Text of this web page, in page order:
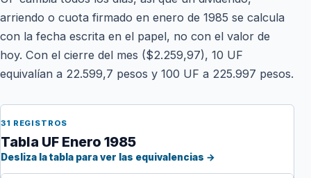
arriendo o cuota firmado en enero de 1985 se calcula
con la fecha escrita en el papel, no con el valor de
hoy. Con el cierre del mes ($2.259,97), 10 UF
equivalían a 22.599,7 pesos y 100 UF a 225.997 pesos.
31 REGISTROS
Tabla UF Enero 1985
Desliza la tabla para ver las equivalencias →